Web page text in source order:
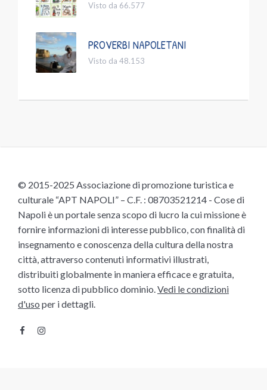
Visto da 66.577
PROVERBI NAPOLETANI
Visto da 48.153
© 2015-2025 Associazione di promozione turistica e
culturale “APT NAPOLI” – C.F. : 08703521214 - Cose di
Napoli è un portale senza scopo di lucro la cui missione è
fornire informazioni di interesse pubblico, con finalità di
insegnamento e conoscenza della cultura della nostra
città, attraverso contenuti informativi illustrati,
distribuiti globalmente in maniera efficace e gratuita,
sotto licenza di pubblico dominio.Vedi le condizioni
d'uso per i dettagli.